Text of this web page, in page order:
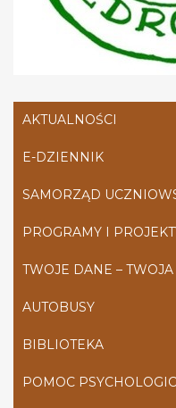
AKTUALNOŚCI
E-DZIENNIK
SAMORZĄD
PROGRAMY I
TWOJE DANE –
AUTOBUSY
BIBLIOTEKA
POMOC